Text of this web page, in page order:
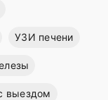
УЗИ печени
выездом